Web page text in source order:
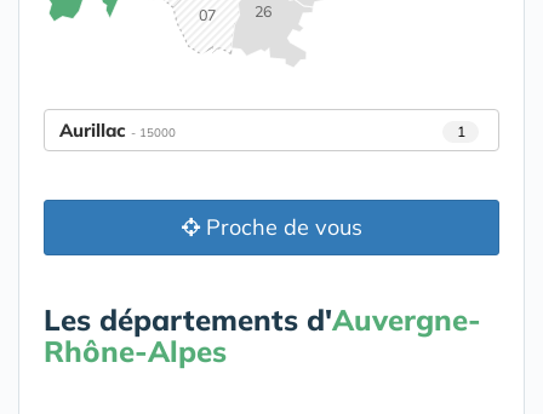
07 26
Aurillac - 15000 1
Proche de vous
Les départements d'Auvergne-
Rhône-Alpes